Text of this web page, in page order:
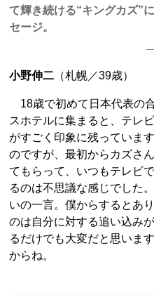
て輝き続ける“キングカズ”
セージ。
小野伸二 （札幌／39歳）
18歳で初めて日本代表の
スホテルに集まると、テレ
がすごく印象に残っていま
のですが、最初からカズさ
てもらって、いつもテレビ
るのは不思議な感じでした
いの一言。僕からするとあ
のは自分に対する追い込み
るだけでも大変だと思いま
からね。